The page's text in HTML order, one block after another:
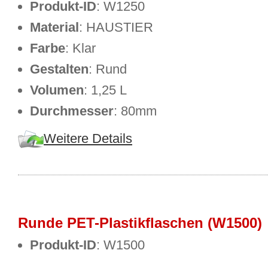
Produkt-ID: W1250
Material: HAUSTIER
Farbe: Klar
Gestalten: Rund
Volumen: 1,25 L
Durchmesser: 80mm
Weitere Details
Runde PET-Plastikflaschen (W1500)
Produkt-ID: W1500